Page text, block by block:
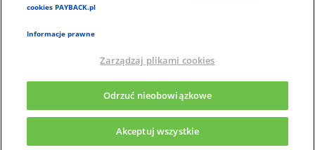
Polityka plików Cookies
×
Pobierz apkę, a punkty wymień na nagrody
cookies PAYBACK.pl
Informacje prawne
Zarządzaj plikami cookies
Odrzuć nieobowiązkowe
Akceptuj wszystkie